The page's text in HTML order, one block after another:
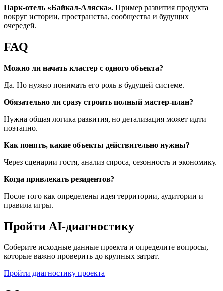
Парк-отель «Байкал-Аляска». Пример развития продукта
вокруг истории, пространства, сообщества и будущих
очередей.
FAQ
Можно ли начать кластер с одного объекта?
Да. Но нужно понимать его роль в будущей системе.
Обязательно ли сразу строить полный мастер-план?
Нужна общая логика развития, но детализация может идти
поэтапно.
Как понять, какие объекты действительно нужны?
Через сценарии гостя, анализ спроса, сезонность и экономику.
Когда привлекать резидентов?
После того как определены идея территории, аудитории и
правила игры.
Пройти AI-диагностику
Соберите исходные данные проекта и определите вопросы,
которые важно проверить до крупных затрат.
Пройти диагностику проекта